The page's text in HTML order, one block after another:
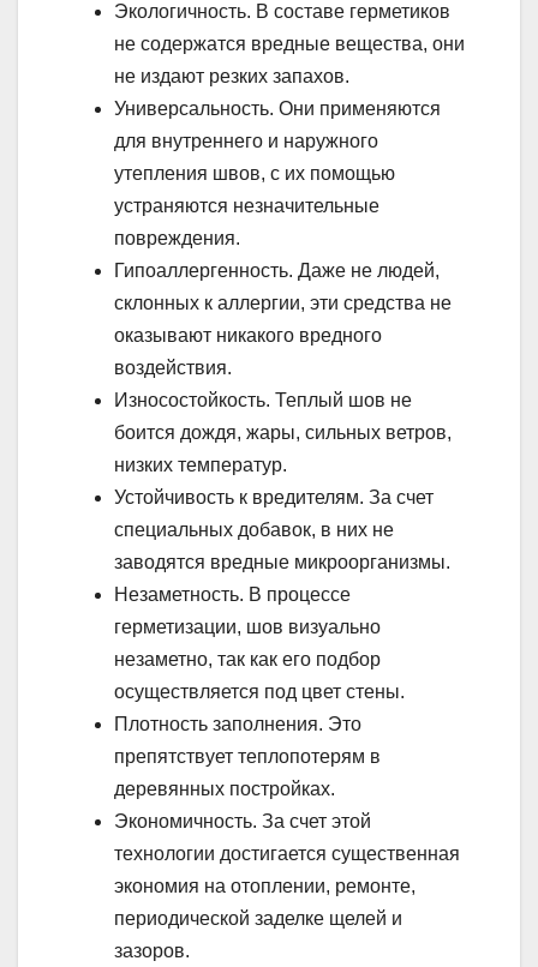
Экологичность. В составе герметиков
не содержатся вредные вещества, они
не издают резких запахов.
Универсальность. Они применяются
для внутреннего и наружного
утепления швов, с их помощью
устраняются незначительные
повреждения.
Гипоаллергенность. Даже не людей,
склонных к аллергии, эти средства не
оказывают никакого вредного
воздействия.
Износостойкость. Теплый шов не
боится дождя, жары, сильных ветров,
низких температур.
Устойчивость к вредителям. За счет
специальных добавок, в них не
заводятся вредные микроорганизмы.
Незаметность. В процессе
герметизации, шов визуально
незаметно, так как его подбор
осуществляется под цвет стены.
Плотность заполнения. Это
препятствует теплопотерям в
деревянных постройках.
Экономичность. За счет этой
технологии достигается существенная
экономия на отоплении, ремонте,
периодической заделке щелей и
зазоров.